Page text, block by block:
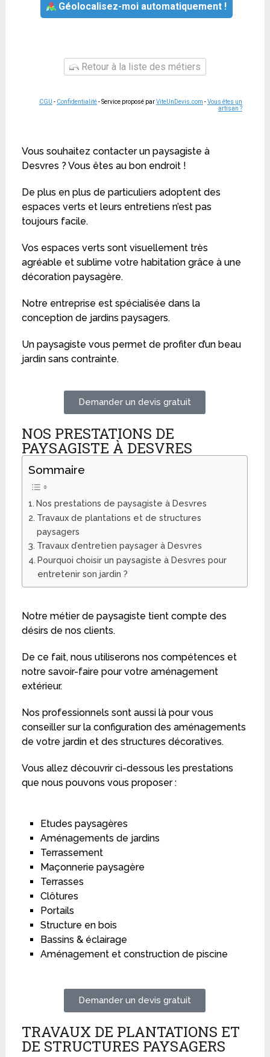
Géolocalisez-moi automatiquement !
Retour à la liste des métiers
CGU - Confidentialité- Service proposé parViteUnDevis.com -Vous êtes un
artisan ?
Vous souhaitez contacter un paysagiste à
Desvres ? Vous êtes au bon endroit !
De plus en plus de particuliers adoptent des
espaces verts et leurs entretiens n’est pas
toujours facile.
Vos espaces verts sont visuellement très
agréable et sublime votre habitation grâce à une
décoration paysagère.
Notre entreprise est spécialisée dans la
conception de jardins paysagers.
Un paysagiste vous permet de profiter d’un beau
jardin sans contrainte.
Demander un devis gratuit
NOS PRESTATIONS DE
PAYSAGISTE À DESVRES
Sommaire
Nos prestations de paysagiste à Desvres
Travaux de plantations et de structures
paysagers
Travaux d’entretien paysager à Desvres
Pourquoi choisir un paysagiste à Desvres pour
entretenir son jardin ?
Notre métier de paysagiste tient compte des
désirs de nos clients.
De ce fait, nous utiliserons nos compétences et
notre savoir-faire pour votre aménagement
extérieur.
Nos professionnels sont aussi là pour vous
conseiller sur la configuration des aménagements
de votre jardin et des structures décoratives.
Vous allez découvrir ci-dessous les prestations
que nous pouvons vous proposer :
Etudes paysagères
Aménagements de jardins
Terrassement
Maçonnerie paysagère
Terrasses
Clôtures
Portails
Structure en bois
Bassins & éclairage
Aménagement et construction de piscine
Demander un devis gratuit
TRAVAUX DE PLANTATIONS ET
DE STRUCTURES PAYSAGERS